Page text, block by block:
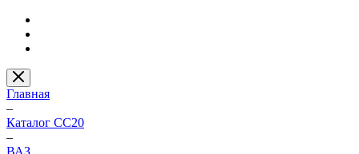
Главная
–
Каталог CC20
–
ВАЗ